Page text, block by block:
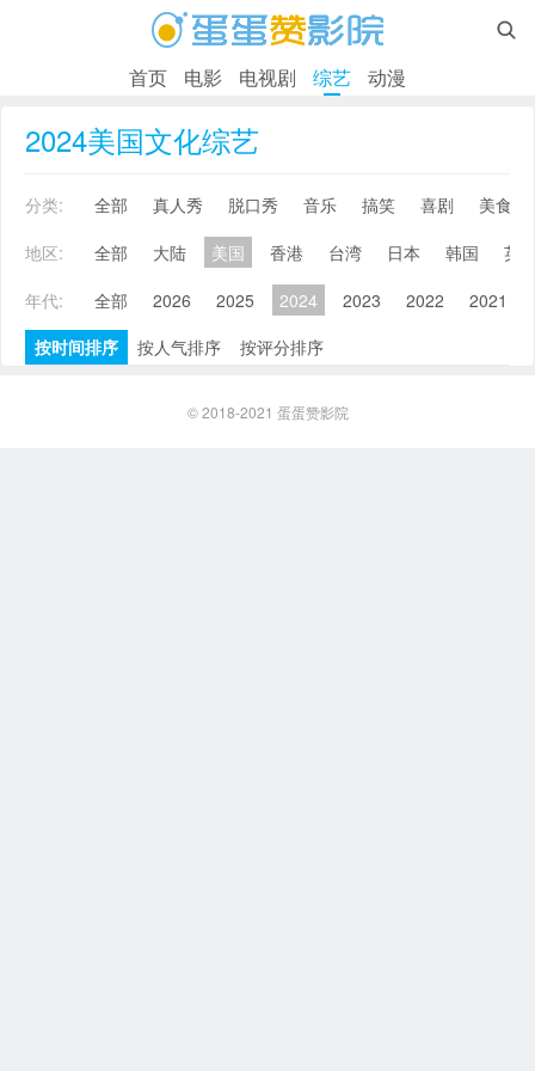

首页 电影 电视剧 综艺 动漫
2024美国文化综艺
分类: 全部 真人秀 脱口秀 音乐 搞笑 喜剧
美食
地区:
全部 大陆 美国 香港 台湾 日本 韩国
英
年代:
全部 2026 2025 2024 2023 2022 2021
按时间排序
按人气排序 按评分排序
© 2018-2021 蛋蛋赞影院